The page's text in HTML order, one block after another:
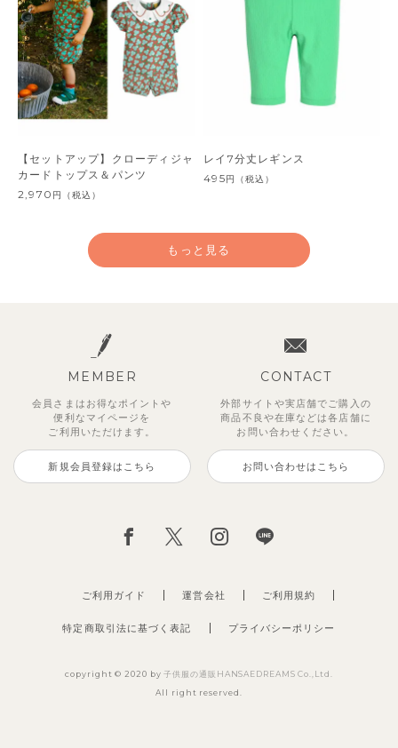
【セットアップ】クローディジャ
カードトップス＆パンツ
2,970 円 （税込）
レイ7分丈レギンス
495円 （税込）
1,980
（税込）
990円 （税込）
3,960
（税込）
もっと見る
MEMBER
会員さまはお得なポイントや
便利な マイページを
ご利用いただけます。
新規会員登録はこちら
CONTACT
外部サイトや実店舗でご購入の
商品不良や在庫などは各店舗に
お問い合わせください。
お問い合わせはこちら
ご利用ガイド 運営会社
特定商取引法に基づく表記 プライバシーポリシー
ご利用規約
copyright © 2020 by子供服の通販HANSAEDREAMS Co.,Ltd.
All right reserved.